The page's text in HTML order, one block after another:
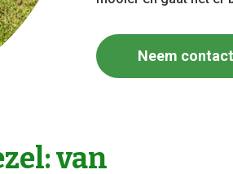
Neem
van